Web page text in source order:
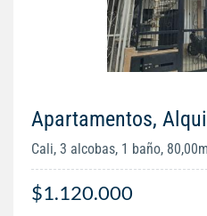
Apartamentos,
Cali, 3 alcobas, 1 baño,
$1.120.000